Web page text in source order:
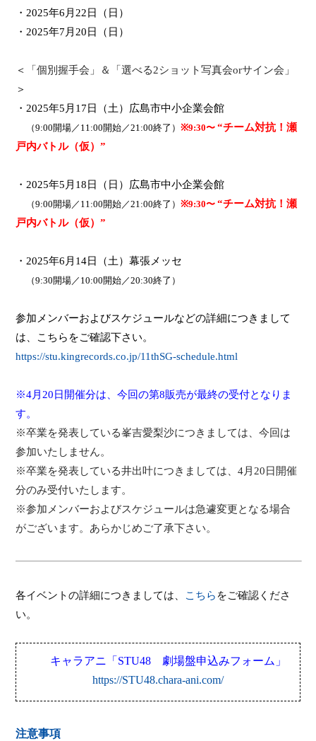
・ 2025年6 月 22 日（日）
・ 2025年7 月 20 日（日）
＜ 「個別握手会」＆「選べる2ショット写真会orサイン会」
＞
・ 2025年5 月 17 日（土）広島市中小企業会館
（9:00開場／ 11:00開始／21:00終了）※9:30〜 “チーム対抗！瀬
戸内バトル（仮）”
・ 2025年5 月 18 日（日）広島市中小企業会館
（9:00開場／ 11:00開始／21:00終了）※9:30〜 “チーム対抗！瀬
戸内バトル（仮）”
・ 2025年6 月 14日（土）幕張メッセ
（9:30開場／ 10:00開始／20:30終了）
参加メンバーおよびスケジュールなどの詳細につきまして
は、こちらをご確認下さい。
https://stu.kingrecords.co.jp/11thSG-schedule.html
※4月 20 日開催分は、今回の第8販売が最終の受付となりま
す。
※卒業を発表している峯吉愛梨沙につきましては、今回は
参加いたしません。
※卒業を発表している井出叶につきましては、4月 20 日開催
分のみ受付いたします。
※参加メンバーおよびスケジュールは急遽変更となる場合
がございます。あらかじめご了承下さい。
各イベントの詳細につきましては、 こちら をご確認くださ
い。
キャラアニ 「 STU48 劇場盤申込みフォーム 」
https://STU48.chara-ani.com/
注意事項